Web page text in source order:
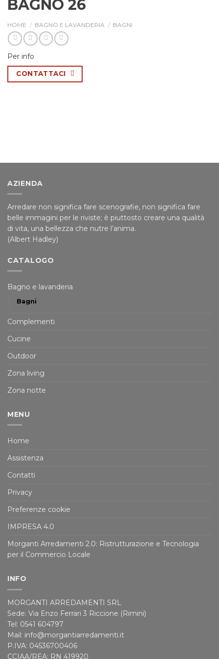
BAGNO 26
HOME / BAGNO E LAVANDERIA / BAGNI
Per info
CONTATTACI
AZIENDA
Arredare non significa fare scenografie, non significa fare
belle immagini per le riviste; è piuttosto creare una qualità
di vita, una bellezza che nutre l’anima.
(Albert Hadley)
CATALOGO
Bagno e lavanderia
Bagni
Complementi
Cucine
Outdoor
Zona living
Zona notte
MENU
Home
Assistenza
Contatti
Privacy
Preferenze cookie
IMPRESA 4.0
Morganti Arredamenti 2.0: Ristrutturazione e Tecnologia
per il Commercio Locale
INFO
MORGANTI ARREDAMENTI SRL
Sede: Via Enzo Ferrari 3 Riccione (Rimini)
Tel: 0541 604797
Mail: info@morgantiarredamenti.it
P.IVA: 04536700406
CCIAA/REA: RN 419920